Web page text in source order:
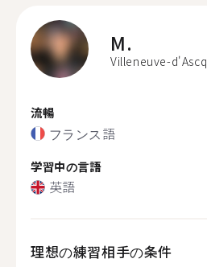
M.
Villeneuve-d'Ascq
流暢
フランス語
学習中の言語
英語
理想の練習相手の条件